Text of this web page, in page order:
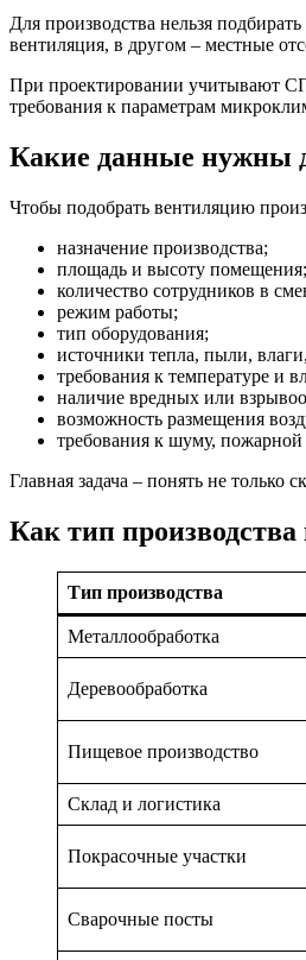
Для производства нельзя
вентиляция, в другом – местные
При проектировании учитывают
требования к параметрам
Какие данные нужны
Чтобы подобрать вентиляцию
назначение производства;
площадь и высоту помещения;
количество сотрудников в
режим работы;
тип оборудования;
источники тепла, пыли,
требования к температуре и
наличие вредных или
возможность размещения
требования к шуму,
Главная задача – понять не только
Как тип
Тип производства
Металлообработка
Деревообработка
Пищевое производство
Склад и логистика
Покрасочные участки
Сварочные посты